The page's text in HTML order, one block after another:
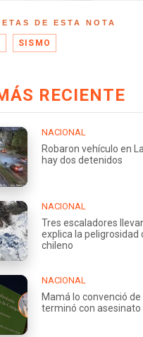
DE ESTA NOTA
SISMO
RECIENTE
NACIONAL
Robaron vehículo en
hay dos detenidos
NACIONAL
Tres escaladores
explica la
chileno
NACIONAL
Mamá lo convenció
terminó con